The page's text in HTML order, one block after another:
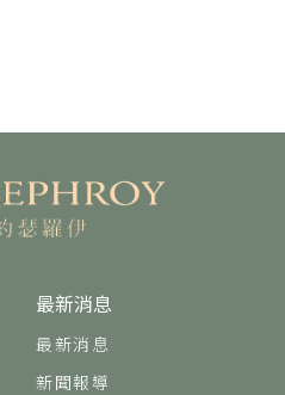
最新消息
最新消息
新聞報導